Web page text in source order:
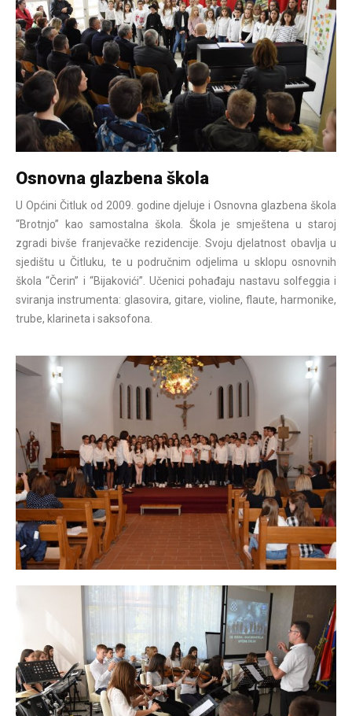
Osnovna glazbena škola
U Općini Čitluk od 2009. godine djeluje i Osnovna glazbena škola
“Brotnjo” kao samostalna škola. Škola je smještena u staroj
zgradi bivše franjevačke rezidencije. Svoju djelatnost obavlja u
sjedištu u Čitluku, te u područnim odjelima u sklopu osnovnih
škola “Čerin” i “Bijakovići”. Učenici pohađaju nastavu solfeggia i
sviranja instrumenta: glasovira, gitare, violine, flaute, harmonike,
trube, klarineta i saksofona.